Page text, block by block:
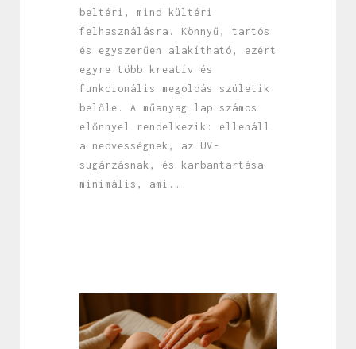
beltéri, mind kültéri
felhasználásra. Könnyű, tartós
és egyszerűen alakítható, ezért
egyre több kreatív és
funkcionális megoldás születik
belőle. A műanyag lap számos
előnnyel rendelkezik: ellenáll
a nedvességnek, az UV-
sugárzásnak, és karbantartása
minimális, ami...